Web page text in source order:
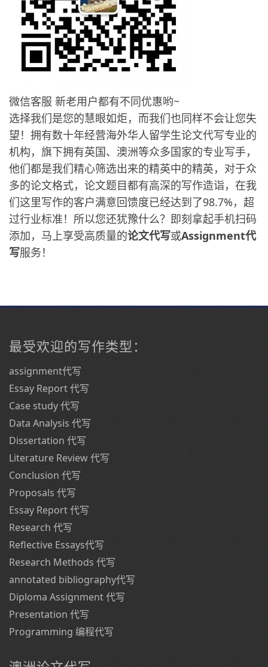
微信客服 新老用户都有不同优惠哟~
选择我们是您的慧眼如炬，而我们也同样不会让您失
望！拥有数十年经营海外华人留学生论文代写专业的
机构，旗下拥有英国、澳洲等众多国家的专业写手，
他们都是我们精心筛选出来的精英中的精英，对于众
多的论文格式，论文题目都有高深的写作造诣，在我
们这里写作的客户满意回馈度已经达到了98.7%，超
过行业标准！所以您还犹豫什么？即刻拿起手机扫码
添加，马上享受高质量的论文代写或Assignment代
写服务！
最受欢迎的写作类型：
assignment代写
Essay Report 代写
Case study 代写
Data Analysis 代写
Dissertation 代写
Literature Review 代写
Conclusion 代写
Proposals 代写
Essay Report 代写
Research 代写
Reflective Essays代写
Research Methods 代写
annotated bibliography代写
Diploma Assignment 代写
Presentation 代写
Programming 编程代写